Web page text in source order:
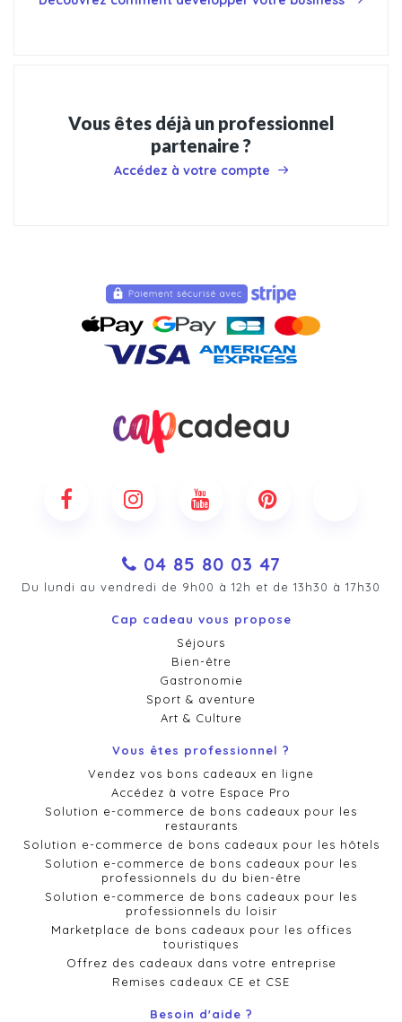
Vous êtes déjà un professionnel
partenaire ?
Accédez à votre compte
04 85 80 03 47
Du lundi au vendredi de 9h00 à 12h et de 13h30 à 17h30
Cap cadeau vous propose
Séjours
Bien-être
Gastronomie
Sport & aventure
Art & Culture
Vous êtes professionnel ?
Vendez vos bons cadeaux en ligne
Accédez à votre Espace Pro
Solution e-commerce de bons cadeaux pour les
restaurants
Solution e-commerce de bons cadeaux pour les hôtels
Solution e-commerce de bons cadeaux pour les
professionnels du du bien-être
Solution e-commerce de bons cadeaux pour les
professionnels du loisir
Marketplace de bons cadeaux pour les offices
touristiques
Offrez des cadeaux dans votre entreprise
Remises cadeaux CE et CSE
Besoin d'aide ?